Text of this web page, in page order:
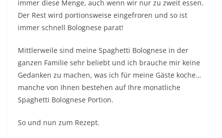
immer diese Menge, auch wenn wir nur zu zweit essen.
Der Rest wird portionsweise eingefroren und so ist
immer schnell Bolognese parat!
Mittlerweile sind meine Spaghetti Bolognese in der
ganzen Familie sehr beliebt und ich brauche mir keine
Gedanken zu machen, was ich für meine Gäste koche…
manche von Ihnen bestehen auf Ihre monatliche
Spaghetti Bolognese Portion.
So und nun zum Rezept.